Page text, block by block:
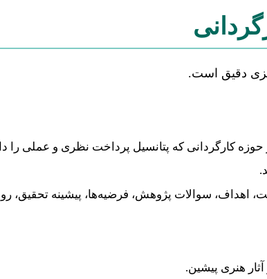
دقیق است.
کارگردانی که پتانسیل پرداخت نظری و عملی را
اهداف، سوالات پژوهش، فرضیه‌ها، پیشینه
هنری پیشین.